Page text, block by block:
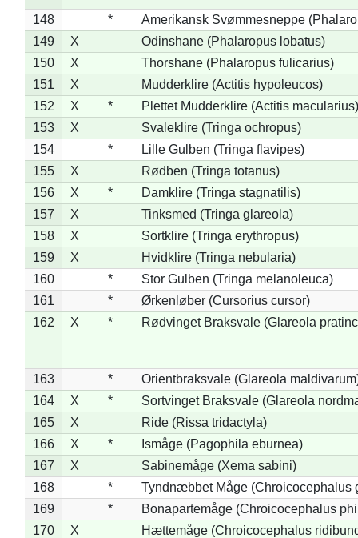
148 *
Amerikansk Svømmesneppe
149
X
Odinshane (Phalaropus lobatus)
150
X
Thorshane (Phalaropus fulicarius)
151
X
Mudderklire (Actitis hypoleucos)
152
X *
Plettet Mudderklire (Actitis macularius)
153
X
Svaleklire (Tringa ochropus)
154
*
Lille Gulben (Tringa flavipes)
155
X
Rødben (Tringa totanus)
156
X *
Damklire (Tringa stagnatilis)
157
X
Tinksmed (Tringa glareola)
158
X
Sortklire (Tringa erythropus)
159
X
Hvidklire (Tringa nebularia)
160
*
Stor Gulben (Tringa melanoleuca)
161
*
Ørkenløber (Cursorius cursor)
162
X * Rødvinget Braksvale (Glareola
163 *
Orientbraksvale (Glareola
164
X *
Sortvinget Braksvale (Glareola
165
X
Ride (Rissa tridactyla)
166
X *
Ismåge (Pagophila eburnea)
167
X
Sabinemåge (Xema sabini)
168
*
Tyndnæbbet Måge (Chroicocephalus
169
*
Bonapartemåge (Chroicocephalus
170
X
Hættemåge (Chroicocephalus